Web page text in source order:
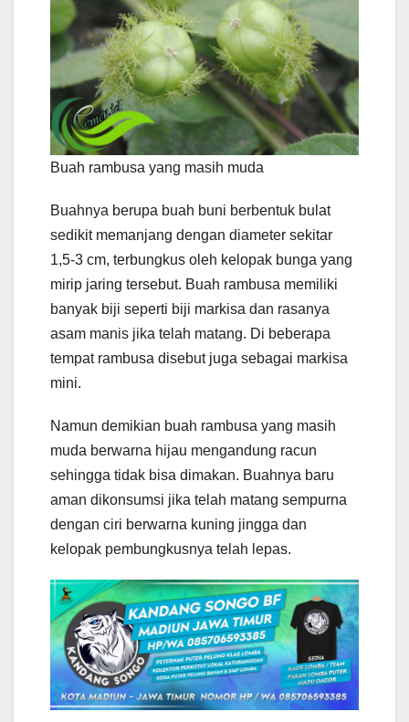
Buah rambusa yang masih muda
Buahnya berupa buah buni berbentuk bulat
sedikit memanjang dengan diameter sekitar
1,5-3 cm, terbungkus oleh kelopak bunga yang
mirip jaring tersebut. Buah rambusa memiliki
banyak biji seperti biji markisa dan rasanya
asam manis jika telah matang. Di beberapa
tempat rambusa disebut juga sebagai markisa
mini.
Namun demikian buah rambusa yang masih
muda berwarna hijau mengandung racun
sehingga tidak bisa dimakan. Buahnya baru
aman dikonsumsi jika telah matang sempurna
dengan ciri berwarna kuning jingga dan
kelopak pembungkusnya telah lepas.